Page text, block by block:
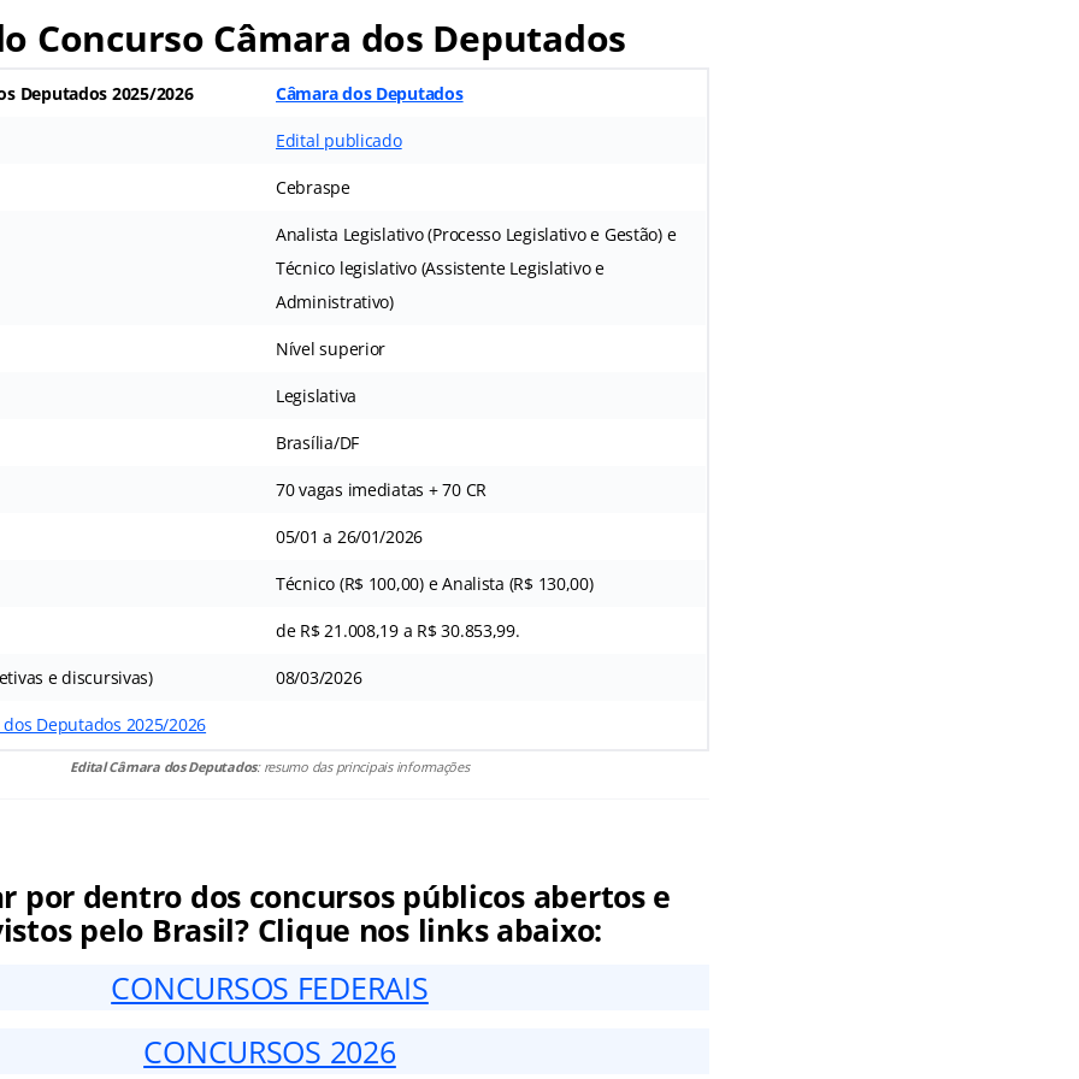
Concurso Câmara dos Deputados
Deputados 2025/2026 Câmara dos Deputados
Edital publicado
Cebraspe
Analista Legislativo (Processo Legislativo e Gestão) e
Técnico legislativo (Assistente Legislativo e
Administrativo)
Nível superior
Legislativa
Brasília/DF
70 vagas imediatas + 70 CR
05/01 a 26/01/2026
Técnico (R$ 100,00) e Analista (R$ 130,00)
de R$ 21.008,19 a R$ 30.853,99.
e discursivas) 08/03/2026
Deputados 2025/2026
Edital Câmara dos Deputados: resumo das principais informações
por dentro dos concursos públicos abertos e
pelo Brasil? Clique nos links abaixo:
CONCURSOS FEDERAIS
CONCURSOS 2026